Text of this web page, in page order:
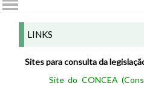
LINKS
Sites para consulta da
Site do CONCEA